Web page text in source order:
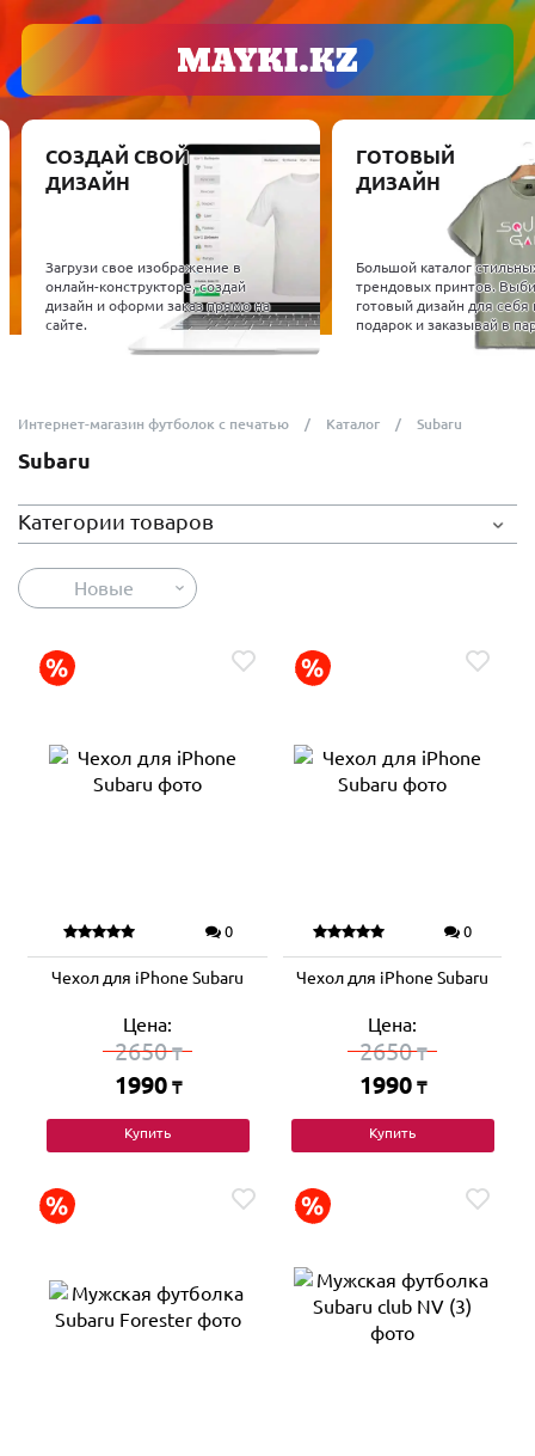
СОЗДАЙ СВОЙ
ДИЗАЙН
Загрузи свое изображение в
онлайн-конструкторе, создай
дизайн и оформи заказ прямо на
сайте.
ГОТОВЫЙ
ДИЗАЙН
Большой каталог
трендовых принтов.
готовый дизайн для себя
подарок и заказывай в
Интернет-магазин футболок с печатью Каталог Subaru
Subaru
Категории товаров
Новые
0
Чехол для iPhone Subaru
Цена:
2650₸
1990 ₸
Купить
0
Чехол для iPhone Subaru
Цена:
2650₸
1990 ₸
Купить